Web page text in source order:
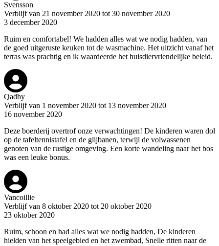
Svensson
Verblijf van 21 november 2020 tot 30 november 2020
3 december 2020
Ruim en comfortabel! We hadden alles wat we nodig hadden, van
de goed uitgeruste keuken tot de wasmachine. Het uitzicht vanaf het
terras was prachtig en ik waardeerde het huisdiervriendelijke beleid.
Qadhy
Verblijf van 1 november 2020 tot 13 november 2020
16 november 2020
Deze boerderij overtrof onze verwachtingen! De kinderen waren dol
op de tafeltennistafel en de glijbanen, terwijl de volwassenen
genoten van de rustige omgeving. Een korte wandeling naar het bos
was een leuke bonus.
Vancoillie
Verblijf van 8 oktober 2020 tot 20 oktober 2020
23 oktober 2020
Ruim, schoon en had alles wat we nodig hadden, De kinderen
hielden van het speelgebied en het zwembad, Snelle ritten naar de